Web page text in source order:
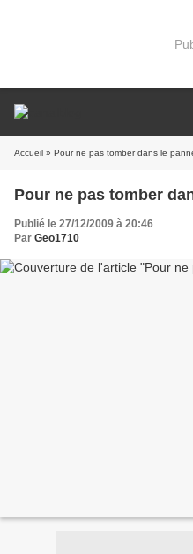
Accueil » Pour ne pas tomber dans le
Pour ne pas tomber
Publié le 27/12/2009 à 20:46
Par Geo1710